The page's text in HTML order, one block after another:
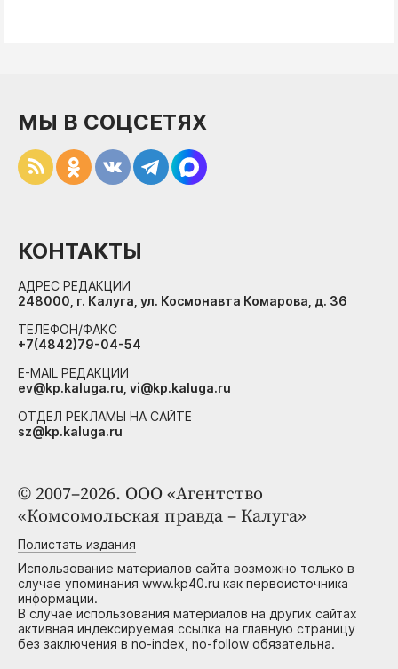
© 2007–2026. ООО «Агентство
«Комсомольская правда – Калуга»
Полистать издания
Использование материалов сайта возможно только в
случае упоминания www.kp40.ru как первоисточника
информации.
В случае использования материалов на других сайтах
активная индексируемая ссылка на главную страницу
без заключения в no-index, no-follow обязательна.
МЫ В СОЦСЕТЯХ
КОНТАКТЫ
АДРЕС РЕДАКЦИИ
248000, г. Калуга, ул. Космонавта Комарова, д. 36
ТЕЛЕФОН/ФАКС
+7(4842)79-04-54
E-MAIL РЕДАКЦИИ
ev@kp.kaluga.ru, vi@kp.kaluga.ru
ОТДЕЛ РЕКЛАМЫ НА САЙТЕ
sz@kp.kaluga.ru